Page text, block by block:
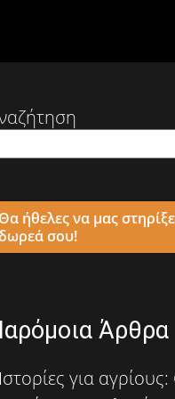
ήθελες να μας
σου!
Άρθρα
για αγρίους: